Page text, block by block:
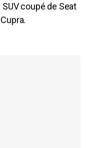
coupé de Seat